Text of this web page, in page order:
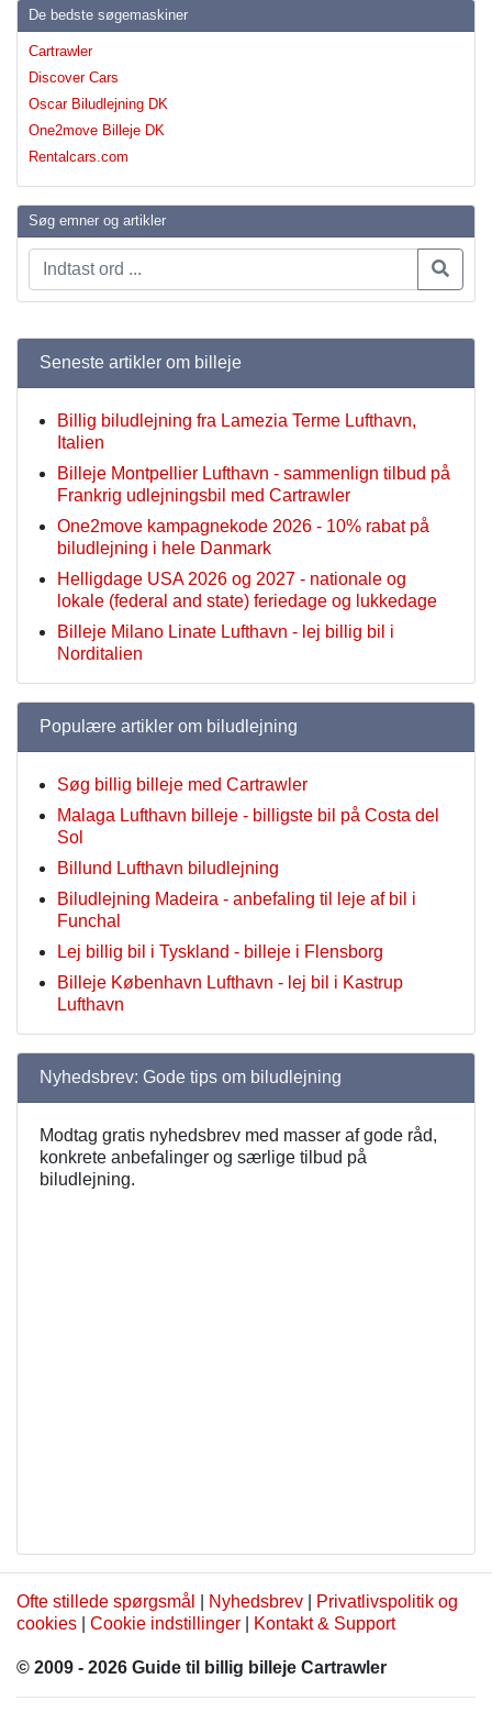
De bedste søgemaskiner
Cartrawler
Discover Cars
Oscar Biludlejning DK
One2move Billeje DK
Rentalcars.com
Søg emner og artikler
Seneste artikler om billeje
Billig biludlejning fra Lamezia Terme Lufthavn,
Italien
Billeje Montpellier Lufthavn - sammenlign tilbud på
Frankrig udlejningsbil med Cartrawler
One2move kampagnekode 2026 - 10% rabat på
biludlejning i hele Danmark
Helligdage USA 2026 og 2027 - nationale og
lokale (federal and state) feriedage og lukkedage
Billeje Milano Linate Lufthavn - lej billig bil i
Norditalien
Populære artikler om biludlejning
Søg billig billeje med Cartrawler
Malaga Lufthavn billeje - billigste bil på Costa del
Sol
Billund Lufthavn biludlejning
Biludlejning Madeira - anbefaling til leje af bil i
Funchal
Lej billig bil i Tyskland - billeje i Flensborg
Billeje København Lufthavn - lej bil i Kastrup
Lufthavn
Nyhedsbrev: Gode tips om biludlejning
Modtag gratis nyhedsbrev med masser af gode råd,
konkrete anbefalinger og særlige tilbud på
biludlejning.
Ofte stillede spørgsmål Nyhedsbrev
Privatlivspolitik og
cookies
Cookie indstillinger Kontakt & Support
© 2009 - 2026 Guide til billig billeje Cartrawler